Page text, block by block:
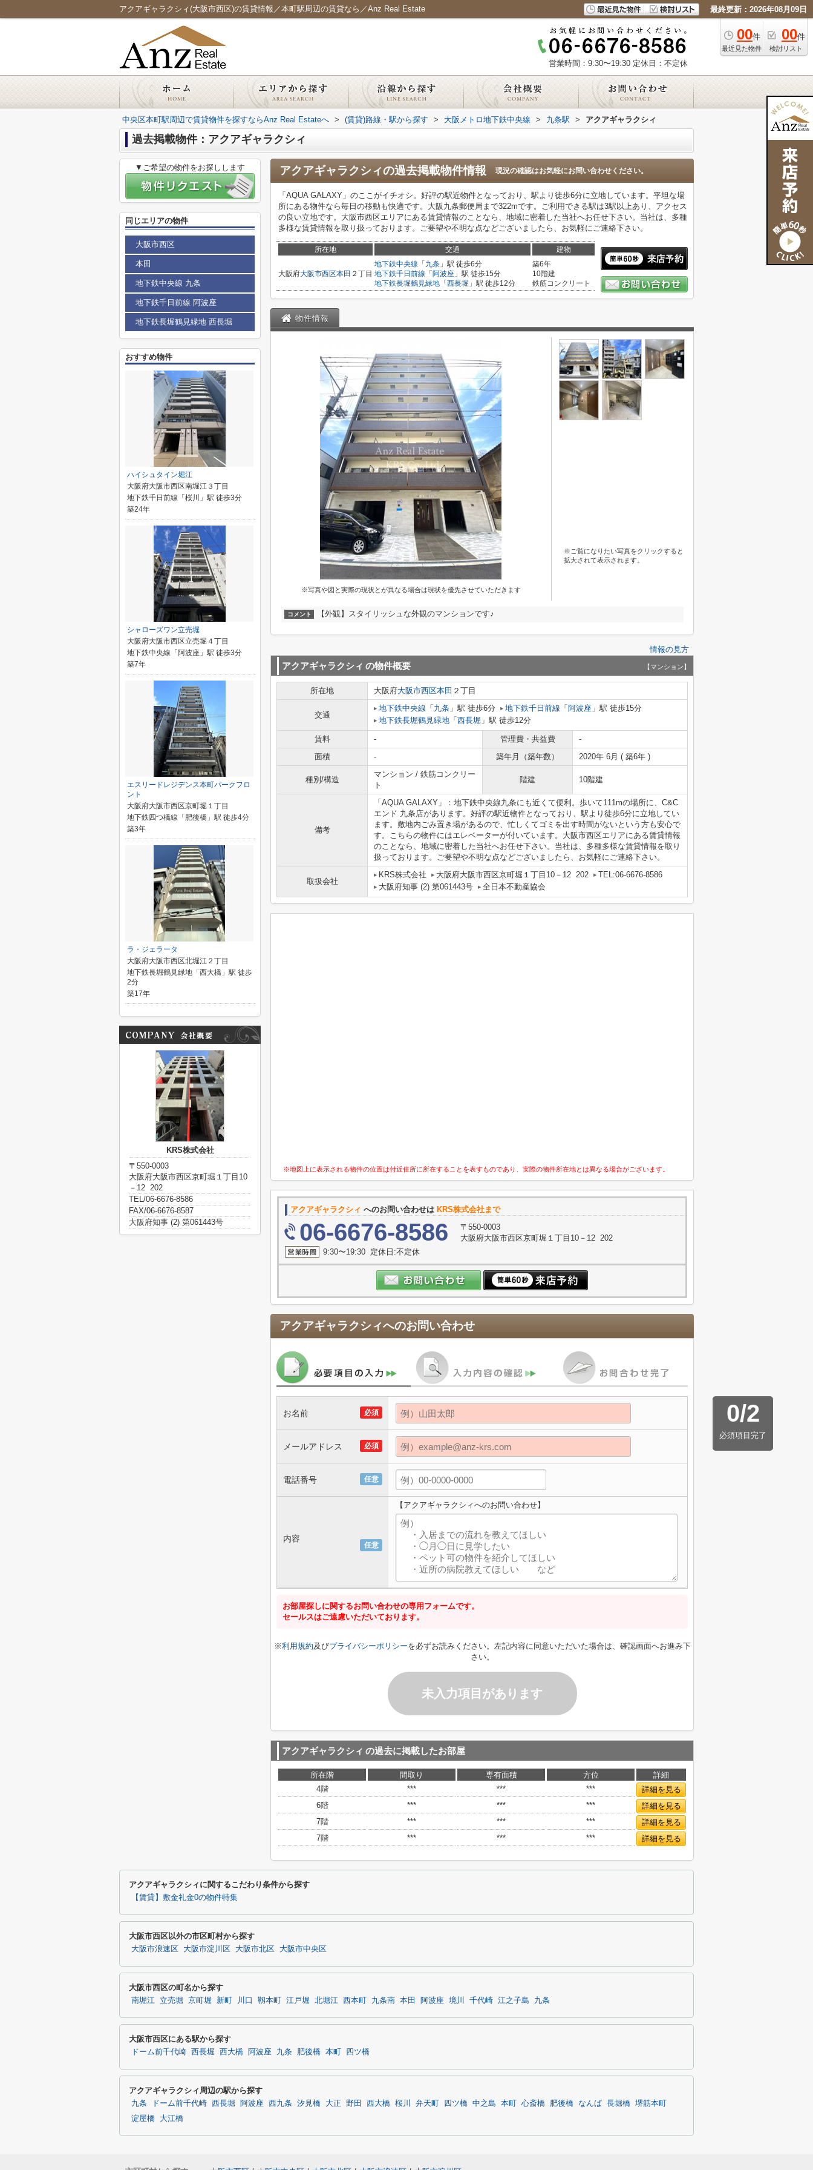
アクアギャラクシィ(大阪市西区)の賃貸情報／本町駅周辺の賃貸なら／Anz Real Estate 最終更新：2026年08月09日
00件
最近見た物件
00件
検討リスト
営業時間：9:30〜19:30 定休日：不定休
中央区本町駅周辺で賃貸物件を探すならAnz Real Estateへ > (賃貸)路線・駅から探す > 大阪メトロ地下鉄中央線 > 九条駅 > アクアギャラクシィ
過去掲載物件：アクアギャラクシィ
アクアギャラクシィの過去掲載物件情報 現況の確認はお気軽にお問い合わせください。
「AQUA GALAXY」のここがイチオシ。好評の駅近物件となっており、駅より徒歩6分に立地しています。平坦な場
所にある物件なら毎日の移動も快適です。大阪九条郵便局まで322mです。ご利用できる駅は3駅以上あり、アクセス
の良い立地です。大阪市西区エリアにある賃貸情報のことなら、地域に密着した当社へお任せ下さい。当社は、多種
多様な賃貸情報を取り扱っております。ご要望や不明な点などございましたら、お気軽にご連絡下さい。
所在地 交通 建物
大阪府大阪市西区本田 ２丁目
地下鉄中央線 「 九条 」駅 徒歩6分
地下鉄千日前線 「 阿波座 」駅 徒歩15分
地下鉄長堀鶴見緑地 「 西長堀 」駅 徒歩12分
築6年
10階建
鉄筋コンクリート
物件情報
※写真や図と実際の現状とが異なる場合は現状を優先させていただきます
※ご覧になりたい写真をクリックすると
拡大されて表示されます。
コメント 【外観】スタイリッシュな外観のマンションです♪
情報の見方
アクアギャラクシィ の物件概要 【マンション】
所在地 大阪府大阪市西区本田 ２丁目
交通
地下鉄中央線 「 九条 」駅 徒歩6分 地下鉄千日前線 「 阿波座 」駅 徒歩15分
地下鉄長堀鶴見緑地 「 西長堀 」駅 徒歩12分
賃料 - 管理費・共益費
-
面積
- 築年月（築年数） 2020年 6月 ( 築6年 )
種別/構造
マンション / 鉄筋コンクリー
ト
階建 10階建
備考
「AQUA GALAXY」：地下鉄中央線九条にも近くて便利。歩いて111mの場所に、C&C
エンド 九条店があります。好評の駅近物件となっており、駅より徒歩6分に立地してい
ます。敷地内ごみ置き場があるので、忙しくてゴミを出す時間がないという方も安心で
す。こちらの物件にはエレベーターが付いています。大阪市西区エリアにある賃貸情報
のことなら、地域に密着した当社へお任せ下さい。当社は、多種多様な賃貸情報を取り
扱っております。ご要望や不明な点などございましたら、お気軽にご連絡下さい。
取扱会社
KRS株式会社 大阪府大阪市西区京町堀１丁目10－12 202
TEL:06-6676-8586
大阪府知事 (2) 第061443号
全日本不動産協会
※地図上に表示される物件の位置は付近住所に所在することを表すものであり、実際の物件所在地とは異なる場合がございます。
アクアギャラクシィ へのお問い合わせは KRS株式会社まで
06-6676-8586
〒550-0003
大阪府大阪市西区京町堀１丁目10－12 202
9:30〜19:30 定休日:不定休
アクアギャラクシィへのお問い合わせ
0/2
必須項目完了
必須
お名前
必須
メールアドレス
任意
電話番号
任意
内容
【アクアギャラクシィへのお問い合わせ】
お部屋探しに関するお問い合わせの専用フォームです。
セールスはご遠慮いただいております。
※利用規約及びプライバシーポリシーを必ずお読みください。左記内容に同意いただいた場合は、確認画面へお進み下
さい。
未入力項目があります
アクアギャラクシィ の過去に掲載したお部屋
所在階 間取り 専有面積 方位
詳細
4階
*** *** ***
詳細を見る
6階
*** *** ***
詳細を見る
7階
*** *** ***
詳細を見る
7階
*** *** *** 詳細を見る
▼ご希望の物件をお探しします
同じエリアの物件
大阪市西区
本田
地下鉄中央線 九条
地下鉄千日前線 阿波座
地下鉄長堀鶴見緑地 西長堀
おすすめ物件
ハイシュタイン堀江
大阪府大阪市西区南堀江３丁目
地下鉄千日前線「桜川」駅 徒歩3分
築24年
シャローズワン立売堀
大阪府大阪市西区立売堀４丁目
地下鉄中央線「阿波座」駅 徒歩3分
築7年
エスリードレジデンス本町パークフロ
ント
大阪府大阪市西区京町堀１丁目
地下鉄四つ橋線「肥後橋」駅 徒歩4分
築3年
ラ・ジェラータ
大阪府大阪市西区北堀江２丁目
地下鉄長堀鶴見緑地「西大橋」駅 徒歩
2分
築17年
KRS株式会社
〒550-0003
大阪府大阪市西区京町堀１丁目10
－12 202
TEL/06-6676-8586
FAX/06-6676-8587
大阪府知事 (2) 第061443号
アクアギャラクシィに関するこだわり条件から探す
【賃貸】敷金礼金0の物件特集
大阪市西区以外の市区町村から探す
大阪市浪速区 大阪市淀川区 大阪市北区 大阪市中央区
大阪市西区の町名から探す
南堀江 立売堀 京町堀 新町 川口 靱本町 江戸堀 北堀江 西本町 九条南 本田 阿波座 境川 千代崎 江之子島 九条
大阪市西区にある駅から探す
ドーム前千代崎 西長堀 西大橋 阿波座 九条 肥後橋 本町 四ツ橋
アクアギャラクシィ周辺の駅から探す
九条 ドーム前千代崎 西長堀 阿波座 西九条 汐見橋 大正 野田 西大橋 桜川 弁天町 四ツ橋 中之島 本町 心斎橋 肥後橋 なんば 長堀橋 堺筋本町
淀屋橋
大江橋